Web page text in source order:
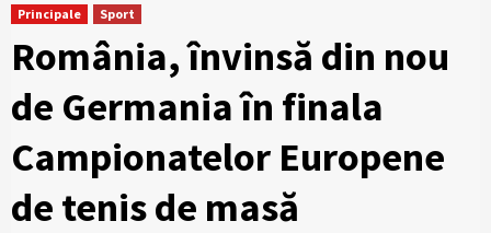
Principale Sport
România, învinsă din nou
de Germania în finala
Campionatelor Europene
de tenis de masă